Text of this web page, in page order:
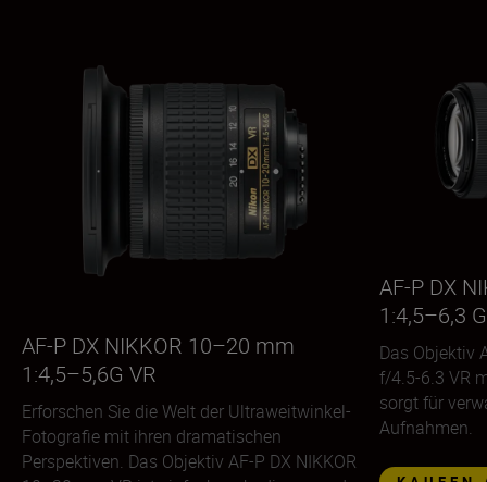
AF-P DX NIKKOR 10–20 mm
1:4,5–5,6G VR
Erforschen Sie die Welt der Ultraweitwinkel-
Fotografie mit ihren dramatischen
Perspektiven. Das Objektiv AF-P DX NIKKOR
AF-P DX
1:4,5–6,3
Das Objektiv
f/4.5-6.3 VR
sorgt für
Aufnahmen.